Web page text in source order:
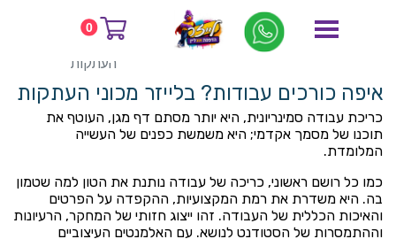
0 דף הבית
בלוג
איפה כורכים עבודות? בלייזר מכוני
העתקות
איפה כורכים עבודות? בלייזר מכוני העתקות
כריכת עבודה סמינריונית, היא יותר מסתם דף מגן, העוטף את
תוכנו של מסמך אקדמי; היא משמשת כפנים של העשייה
המלומדת.
כמו כל רושם ראשוני, כריכה של עבודה נותנת את הטון למה שטמון
בה. היא משדרת את רמת המקצועיות, ההקפדה על הפרטים
והאיכות הכללית של העבודה. זהו ייצוג חזותי של המחקר, הרעיונות
וההתמסרות של הסטודנט לנושא. עם האלמנטים העיצוביים